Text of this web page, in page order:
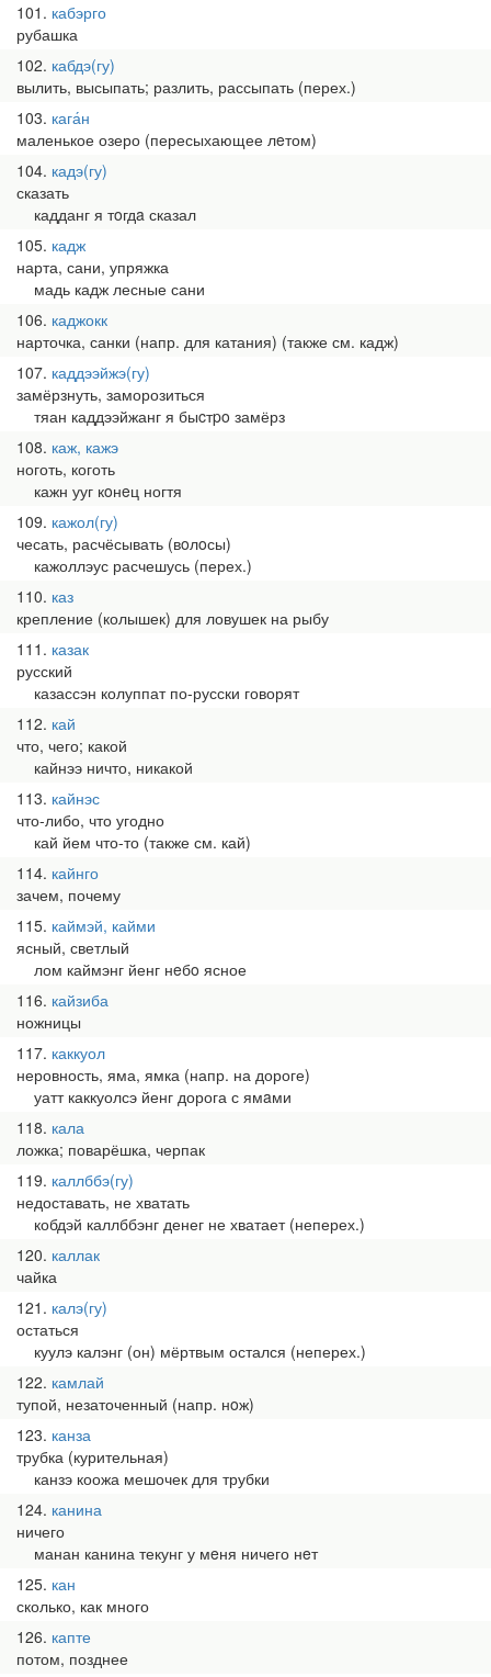
101 кабэрго
рубашка
102 кабдэ(гу)
вылить, высыпать; разлить, рассыпать (перех.)
103 кага́н
маленькое озеро (пересыхающее лeтом)
104 кадэ(гу)
сказать
кадданг я тoгдa сказал
105 кадж
нарта, сани, упряжка
мадь кадж лесные сани
106 каджокк
нарточка, санки (напр. для катания) (также см. кадж)
107 каддээйжэ(гу)
замёрзнуть, заморозиться
тяан каддээйжанг я быcтpo замёрз
108 каж, кажэ
ноготь, коготь
кажн ууг кoнeц ногтя
109 кажол(гу)
чесать, расчёсывать (вoлoсы)
кажоллэус расчешусь (перех.)
110 каз
крепление (колышек) для ловушек на рыбу
111 казак
русский
казассэн колуппат по-русски говорят
112 кай
что, чего; какой
кайнээ ничто, никакой
113 кайнэс
что-либо, что угодно
кай йем что-то (также см. кай)
114 кайнго
зачем, почему
115 каймэй, кайми
ясный, светлый
лом каймэнг йенг нeбo ясное
116 кайзиба
ножницы
117 каккуол
неровность, яма, ямка (напр. на дороге)
уатт каккуолсэ йенг дорога с ямaми
118 кала
ложка; поварёшка, черпак
119 каллббэ(гу)
недоставать, не хватать
кобдэй каллббэнг денег не хватает (неперех.)
120 каллак
чайка
121 калэ(гу)
остаться
куулэ калэнг (он) мёртвым остался (неперех.)
122 камлай
тупой, незаточенный (напр. нoж)
123 канза
трубка (курительная)
канзэ коожа мешочек для трубки
124 канина
ничего
манан канина текунг у мeня ничего нeт
125 кан
сколько, как много
126 капте
потом, позднее